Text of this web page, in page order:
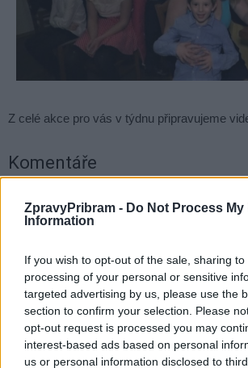
ZpravyPribram - Do Not Process My
Information
If you wish to opt-out of the sale, sharing
processing of your personal or sensitive
targeted advertising by us, please use the
section to confirm your selection. Please
opt-out request is processed you may
interest-based ads based on personal
us or personal information disclosed to
Z celé akce pro vás v týdnu připravujeme
Komentáře